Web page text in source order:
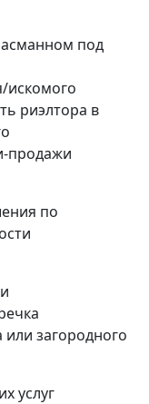
под
искомого
риэлтора в
продажи
по
загородного
услуг